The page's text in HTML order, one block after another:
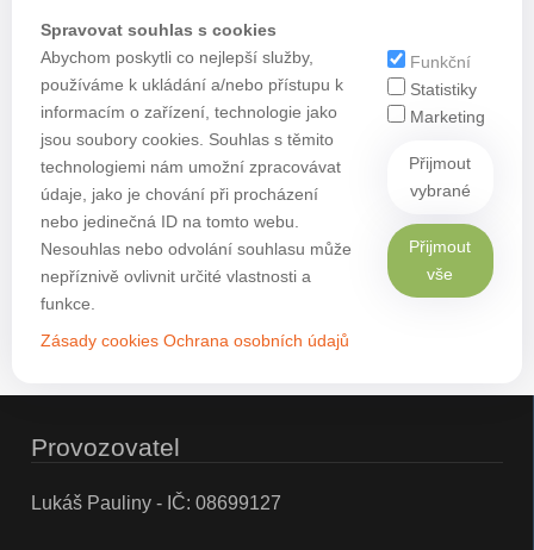
Spravovat souhlas s cookies
Abychom poskytli co nejlepší služby,
používáme k ukládání a/nebo přístupu k
informacím o zařízení, technologie jako
jsou soubory cookies. Souhlas s těmito
technologiemi nám umožní zpracovávat
údaje, jako je chování při procházení
nebo jedinečná ID na tomto webu.
Nesouhlas nebo odvolání souhlasu může
nepříznivě ovlivnit určité vlastnosti a
funkce.
Zásady cookies Ochrana osobních údajů
Funkční
Statistiky
Marketing
Přijmout
vybrané
Přijmout
vše
Provozovatel
Lukáš Pauliny - IČ: 08699127